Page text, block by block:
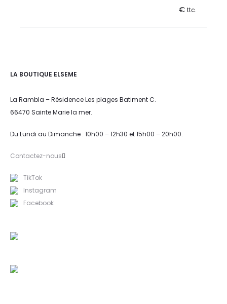
€ ttc.
LA BOUTIQUE ELSEME
La Rambla – Résidence Les plages Batiment C.
66470 Sainte Marie la mer.
Du Lundi au Dimanche : 10h00 – 12h30 et 15h00 – 20h00.
Contactez-nous
TikTok
Instagram
Facebook